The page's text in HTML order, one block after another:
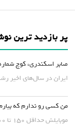
پر بازدید ترین
صابر اسکندری، کوچ
ایران در سال‌های اخیر
من کسی رو ندارم که
موبایلش حداقل ۱۵۰ تا ۲۰۰ تا مخاطب داره، پس مشکل اصلی...